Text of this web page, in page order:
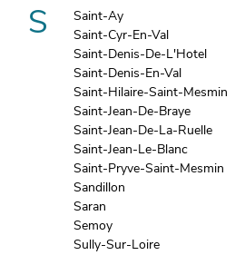
S
Saint-Ay
Saint-Cyr-En-Val
Saint-Denis-De-L'Hotel
Saint-Denis-En-Val
Saint-Hilaire-Saint-Mesmin
Saint-Jean-De-Braye
Saint-Jean-De-La-Ruelle
Saint-Jean-Le-Blanc
Saint-Pryve-Saint-Mesmin
Sandillon
Saran
Semoy
Sully-Sur-Loire